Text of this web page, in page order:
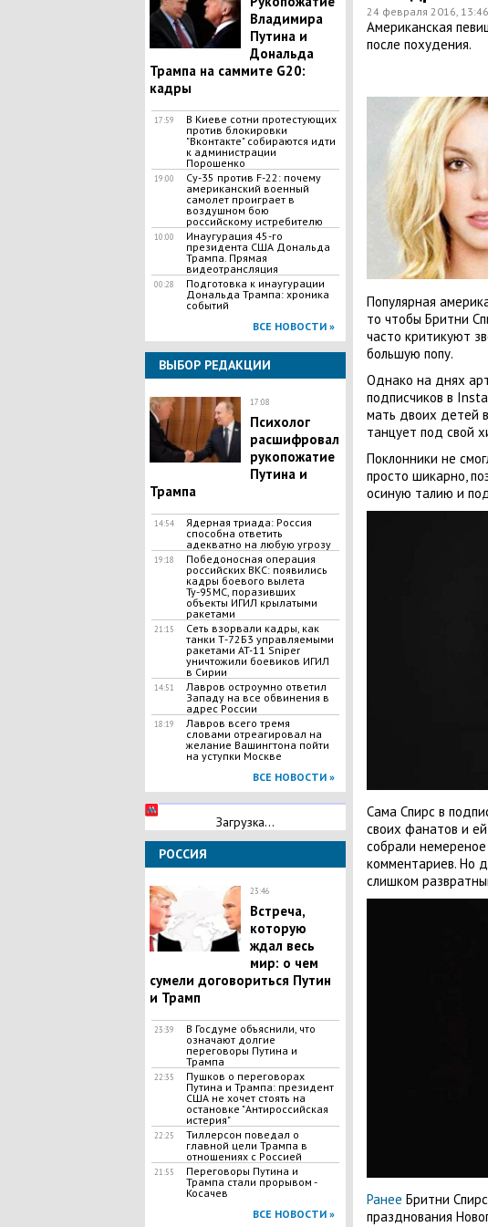
Владимира
Путина и
Дональда
Трампа на саммите G20:
кадры
17:59
В Киеве сотни протестующих
против блокировки
"Вконтакте" собираются идти
к администрации
Порошенко
19:00
Су-35 против F-22: почему
американский военный
самолет проиграет в
воздушном бою
российскому истребителю
10:00
Инаугурация 45-го
президента США Дональда
Трампа. Прямая
видеотрансляция
00:28
Подготовка к инаугурации
Дональда Трампа: хроника
событий
ВСЕ НОВОСТИ »
ВЫБОР РЕДАКЦИИ
17:08
Психолог
расшифровал
рукопожатие
Путина и
Трампа
14:54
Ядерная триада: Россия
способна ответить
адекватно на любую угрозу
19:18
Победоносная операция
российских ВКС: появились
кадры боевого вылета
Ту-95МС, поразивших
объекты ИГИЛ крылатыми
ракетами
21:15
Сеть взорвали кадры, как
танки Т-72Б3 управляемыми
ракетами AT-11 Sniper
уничтожили боевиков ИГИЛ
в Сирии
14:51
Лавров остроумно ответил
Западу на все обвинения в
адрес России
18:19
Лавров всего тремя
словами отреагировал на
желание Вашингтона пойти
на уступки Москве
ВСЕ НОВОСТИ »
Загрузка...
РОССИЯ
23:46
Встреча,
которую
ждал весь
мир: о чем
сумели договориться Путин
и Трамп
23:39
В Госдуме объяснили, что
означают долгие
переговоры Путина и
Трампа
22:35
Пушков о переговорах
Путина и Трампа: президент
США не хочет стоять на
остановке "Антироссийская
истерия"
22:25
Тиллерсон поведал о
главной цели Tpaмпа в
отношениях с Россией
21:55
Переговоры Путина и
Трампа стали прорывом -
Косачев
ВСЕ НОВОСТИ »
24 февраля 2016,
Американская
после похудения.
Популярная
то чтобы Бритни
часто критикуют
большую попу.
Однако на днях
подписчиков в
мать двоих детей
танцует под свой
Поклонники не
просто шикарно,
осиную талию и
Сама Спирс в
своих фанатов и
собрали
комментариев. Но
слишком
Ранее Бритни
празднования